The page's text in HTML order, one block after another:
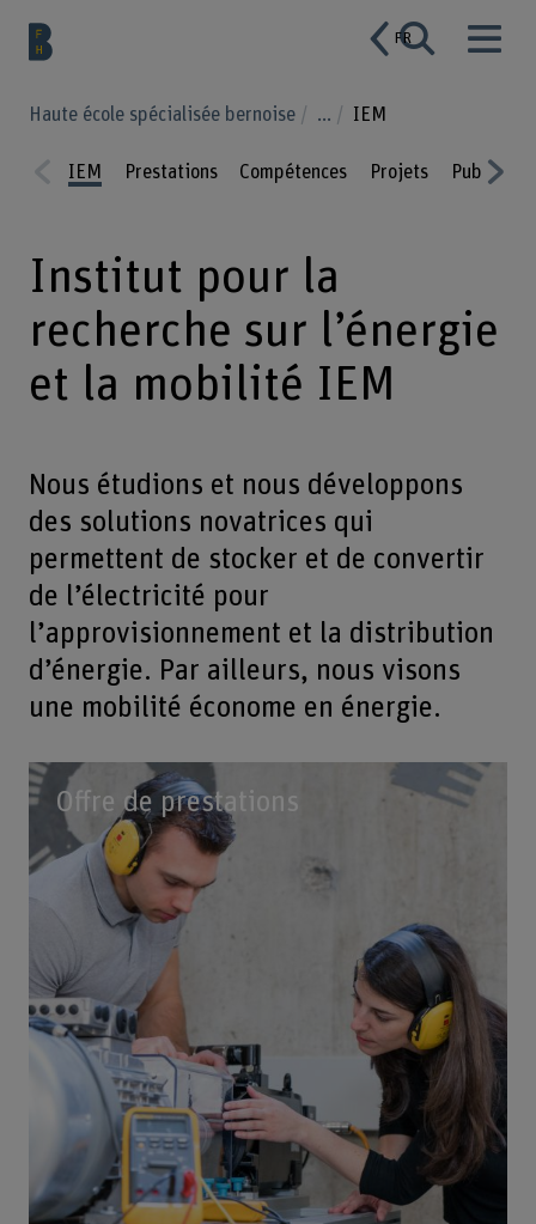
FR
Haute école spécialisée bernoise ... IEM
ious
IEM Prestations Compétences Projets
Institut pour la
recherche sur l’énergie
et la mobilité IEM
Nous étudions et nous développons
des solutions novatrices qui
permettent de stocker et de convertir
de l’électricité pour
l’approvisionnement et la distribution
d’énergie. Par ailleurs, nous visons
une mobilité économe en énergie.
Offre de prestations